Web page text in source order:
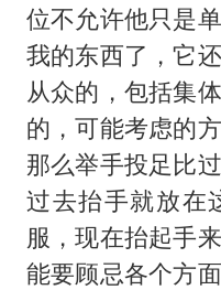
位不允许他只是
我的东西了，它
从众的，包括集
的，可能考虑的
那么举手投足比
过去抬手就放在
服，现在抬起手
能要顾忌各个方